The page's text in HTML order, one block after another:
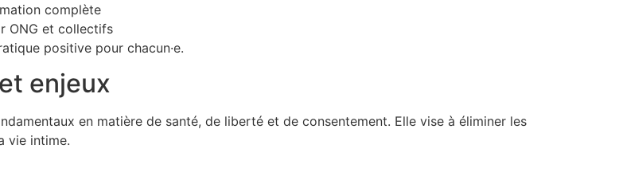
complète
ONG et collectifs
positive pour chacun·e.
enjeux
en matière de santé, de liberté et de consentement. Elle vise à éliminer les
vie intime.